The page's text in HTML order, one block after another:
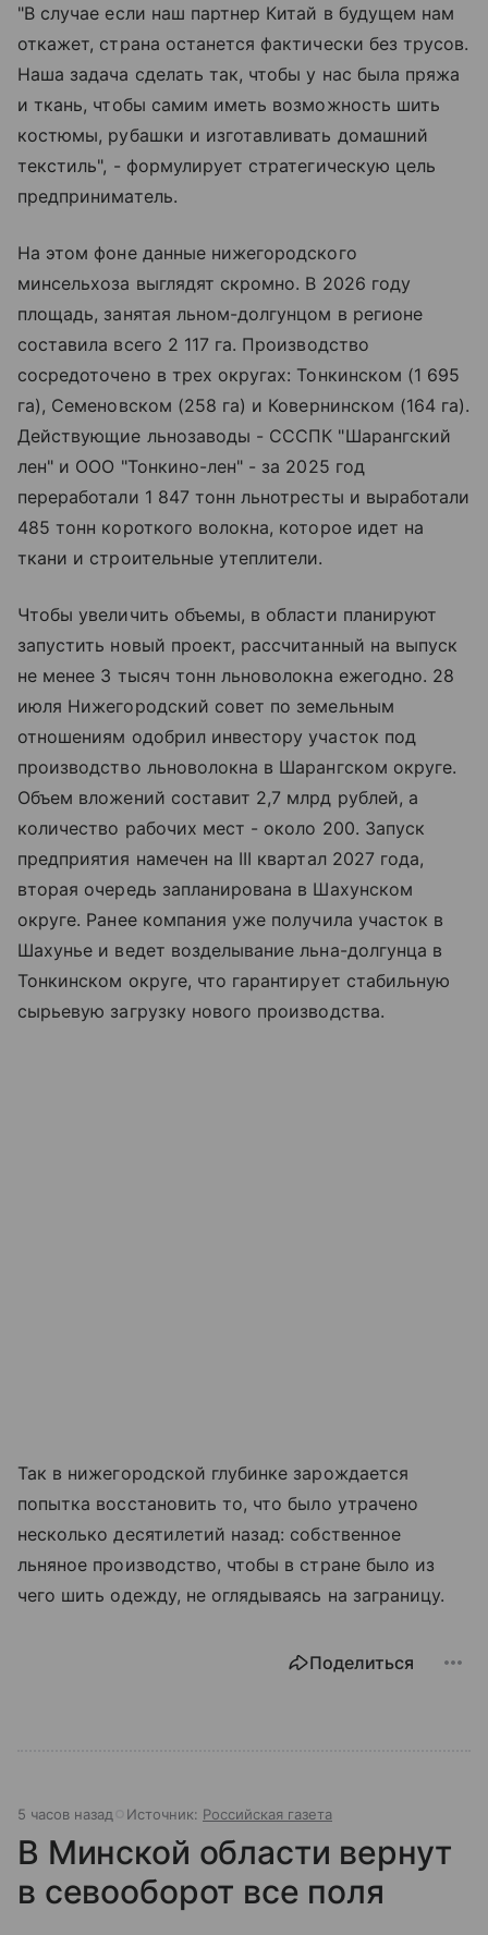
"В случае если наш партнер Китай в будущем нам
откажет, страна останется фактически без трусов.
Наша задача сделать так, чтобы у нас была пряжа
и ткань, чтобы самим иметь возможность шить
костюмы, рубашки и изготавливать домашний
текстиль", - формулирует стратегическую цель
предприниматель.
На этом фоне данные нижегородского
минсельхоза выглядят скромно. В 2026 году
площадь, занятая льном-долгунцом в регионе
составила всего 2 117 га. Производство
сосредоточено в трех округах: Тонкинском (1 695
га), Семеновском (258 га) и Ковернинском (164 га).
Действующие льнозаводы - СССПК "Шарангский
лен" и ООО "Тонкино-лен" - за 2025 год
переработали 1 847 тонн льнотресты и выработали
485 тонн короткого волокна, которое идет на
ткани и строительные утеплители.
Чтобы увеличить объемы, в области планируют
запустить новый проект, рассчитанный на выпуск
не менее 3 тысяч тонн льноволокна ежегодно. 28
июля Нижегородский совет по земельным
отношениям одобрил инвестору участок под
производство льноволокна в Шарангском округе.
Объем вложений составит 2,7 млрд рублей, а
количество рабочих мест - около 200. Запуск
предприятия намечен на III квартал 2027 года,
вторая очередь запланирована в Шахунском
округе. Ранее компания уже получила участок в
Шахунье и ведет возделывание льна-долгунца в
Тонкинском округе, что гарантирует стабильную
сырьевую загрузку нового производства.
Так в нижегородской глубинке зарождается
попытка восстановить то, что было утрачено
несколько десятилетий назад: собственное
льняное производство, чтобы в стране было из
чего шить одежду, не оглядываясь на заграницу.
Поделиться
5 часов назад Источник: Российская газета
В Минской области вернут
в севооборот все поля